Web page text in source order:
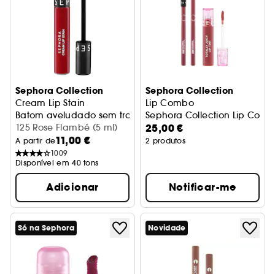
Sephora Collection
Cream Lip Stain
Batom aveludado sem transferência - Batom líquido mate
125 Rose Flambé (5 ml)
A partir de11,00 €
1009
Disponível em 40 tons
Adicionar
Sephora Collection
Lip Combo
Sephora Collection Lip
25,00 €
2 produtos
Notificar-me
Só na Sephora Novidade